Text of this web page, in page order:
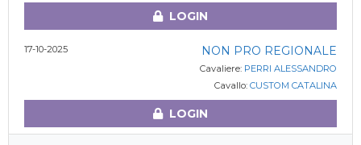
LOGIN
17-10-2025 NON PRO REGIONALE
Cavaliere: PERRI ALESSANDRO
Cavallo: CUSTOM CATALINA
LOGIN